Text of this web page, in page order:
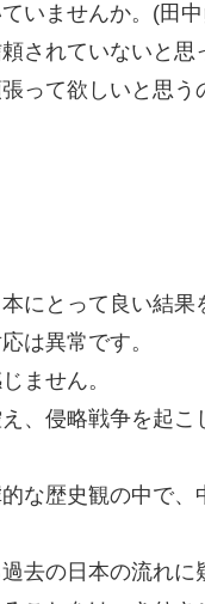
いませんか。(田
されていないと
って欲しいと思う
にとって良い結果
は異常です。
ません。
、侵略戦争を起
な歴史観の中で
去の日本の流れに